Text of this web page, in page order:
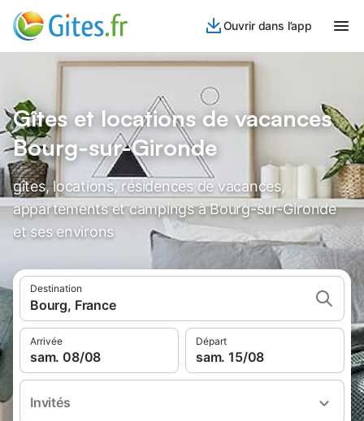
Ouvrir dans l’app
Gîtes et locations de vacances
Bourg-sur-Gironde
gîtes, locations, résidences de vacances,
appartements et campings à Bourg-sur-Gironde
et ses environs
Destination
Bourg, France
Arrivée
sam. 08/08
Départ
sam. 15/08
Invités